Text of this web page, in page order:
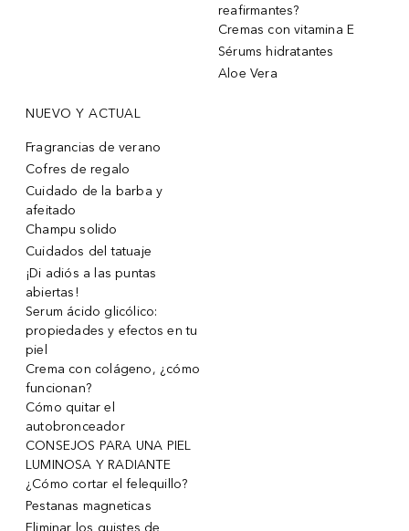
reafirmantes?
Cremas con vitamina E
Sérums hidratantes
Aloe Vera
NUEVO Y ACTUAL
Fragrancias de verano
Cofres de regalo
Cuidado de la barba y
afeitado
Champu solido
Cuidados del tatuaje
¡Di adiós a las puntas
abiertas!
Serum ácido glicólico:
propiedades y efectos en tu
piel
Crema con colágeno, ¿cómo
funcionan?
Cómo quitar el
autobronceador
CONSEJOS PARA UNA PIEL
LUMINOSA Y RADIANTE
¿Cómo cortar el felequillo?
Pestanas magneticas
Eliminar los quistes de